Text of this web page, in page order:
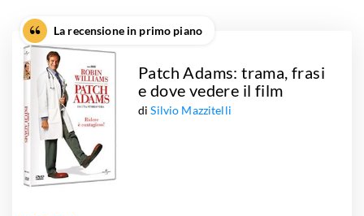
La recensione in primo piano
Patch Adams: trama, frasi
e dove vedere il film
diSilvio Mazzitelli